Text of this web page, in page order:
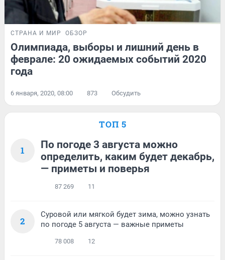
СТРАНА И МИР ОБЗОР
Олимпиада, выборы и лишний день в
феврале: 20 ожидаемых событий 2020
года
6 января, 2020, 08:00 873 Обсудить
ТОП 5
1
По погоде 3 августа можно
определить, каким будет декабрь,
— приметы и поверья
87 269 11
2
Суровой или мягкой будет зима, можно узнать
по погоде 5 августа — важные приметы
78 008 12